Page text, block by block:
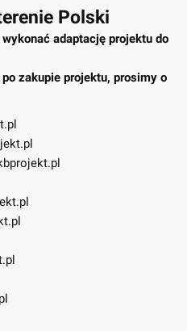
Polski
adaptację projektu do
zakupie projektu, prosimy o